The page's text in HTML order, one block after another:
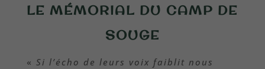
LE MÉMORIAL DU CAMP DE
SOUGE
« Si l’écho de leurs voix faiblit nous